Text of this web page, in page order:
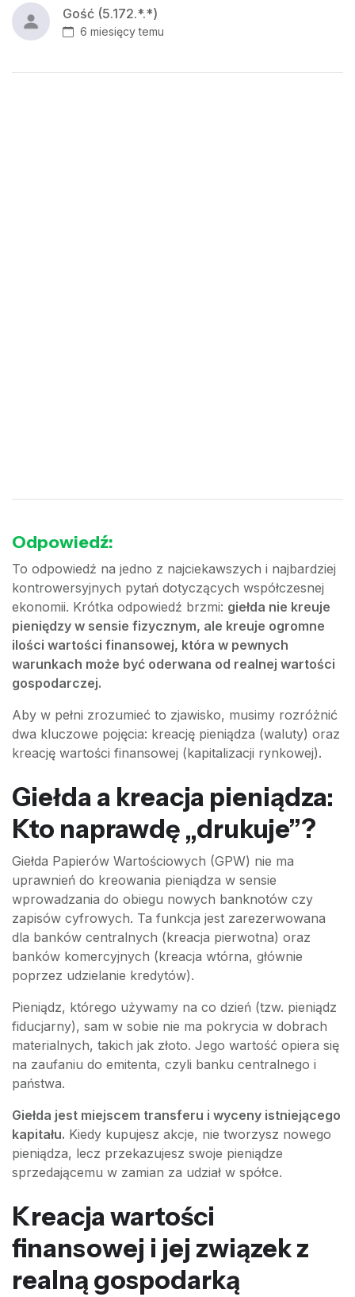
Gość (5.172.*.*)
6 miesięcy temu
Odpowiedź:
To odpowiedź na jedno z najciekawszych i najbardziej
kontrowersyjnych pytań dotyczących współczesnej
ekonomii. Krótka odpowiedź brzmi: giełda nie kreuje
pieniędzy w sensie fizycznym, ale kreuje ogromne
ilości wartości finansowej, która w pewnych
warunkach może być oderwana od realnej wartości
gospodarczej.
Aby w pełni zrozumieć to zjawisko, musimy rozróżnić
dwa kluczowe pojęcia: kreację pieniądza (waluty) oraz
kreację wartości finansowej (kapitalizacji rynkowej).
Giełda a kreacja pieniądza:
Kto naprawdę „drukuje”?
Giełda Papierów Wartościowych (GPW) nie ma
uprawnień do kreowania pieniądza w sensie
wprowadzania do obiegu nowych banknotów czy
zapisów cyfrowych. Ta funkcja jest zarezerwowana
dla banków centralnych (kreacja pierwotna) oraz
banków komercyjnych (kreacja wtórna, głównie
poprzez udzielanie kredytów).
Pieniądz, którego używamy na co dzień (tzw. pieniądz
fiducjarny), sam w sobie nie ma pokrycia w dobrach
materialnych, takich jak złoto. Jego wartość opiera się
na zaufaniu do emitenta, czyli banku centralnego i
państwa.
Giełda jest miejscem transferu i wyceny istniejącego
kapitału. Kiedy kupujesz akcje, nie tworzysz nowego
pieniądza, lecz przekazujesz swoje pieniądze
sprzedającemu w zamian za udział w spółce.
Kreacja wartości
finansowej i jej związek z
realną gospodarką